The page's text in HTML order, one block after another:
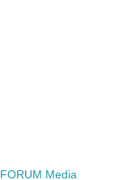
FORUM Media